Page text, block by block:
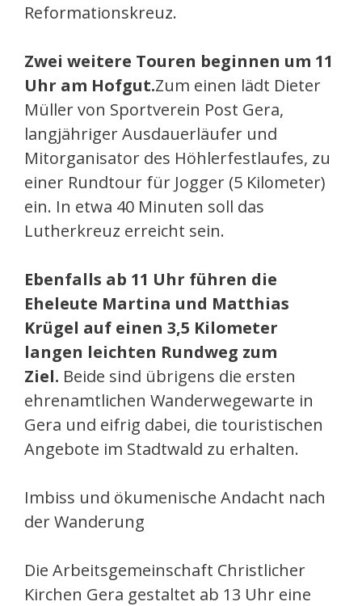
Reformationskreuz.
Zwei weitere Touren beginnen um 11
Uhr am Hofgut.Zum einen lädt Dieter
Müller von Sportverein Post Gera,
langjähriger Ausdauerläufer und
Mitorganisator des Höhlerfestlaufes, zu
einer Rundtour für Jogger (5 Kilometer)
ein. In etwa 40 Minuten soll das
Lutherkreuz erreicht sein.
Ebenfalls ab 11 Uhr führen die
Eheleute Martina und Matthias
Krügel auf einen 3,5 Kilometer
langen leichten Rundweg zum
Ziel. Beide sind übrigens die ersten
ehrenamtlichen Wanderwegewarte in
Gera und eifrig dabei, die touristischen
Angebote im Stadtwald zu erhalten.
Imbiss und ökumenische Andacht nach
der Wanderung
Die Arbeitsgemeinschaft Christlicher
Kirchen Gera gestaltet ab 13 Uhr eine